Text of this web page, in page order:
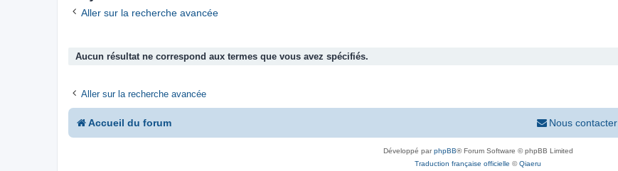
Aller sur la recherche avancée
Aucun résultat ne correspond aux termes que vous avez spécifiés.
Aller sur la recherche avancée
Accueil du forum Nous contacter
Développé parphpBB® Forum Software © phpBB Limited
Traduction française officielle ©Qiaeru